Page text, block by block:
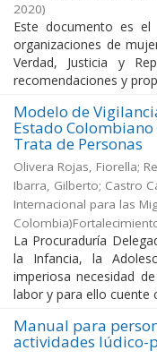
2020)
Este documento es
organizaciones de
Verdad, Justicia y
recomendaciones y
Modelo de
Estado
Trata de Personas
Olivera Rojas, Fiorella;
Ibarra, Gilberto; Castro
Internacional para las
La Procuraduría
la Infancia, la
imperiosa necesidad
labor y para ello cuente
Manual para
actividades lúdico-